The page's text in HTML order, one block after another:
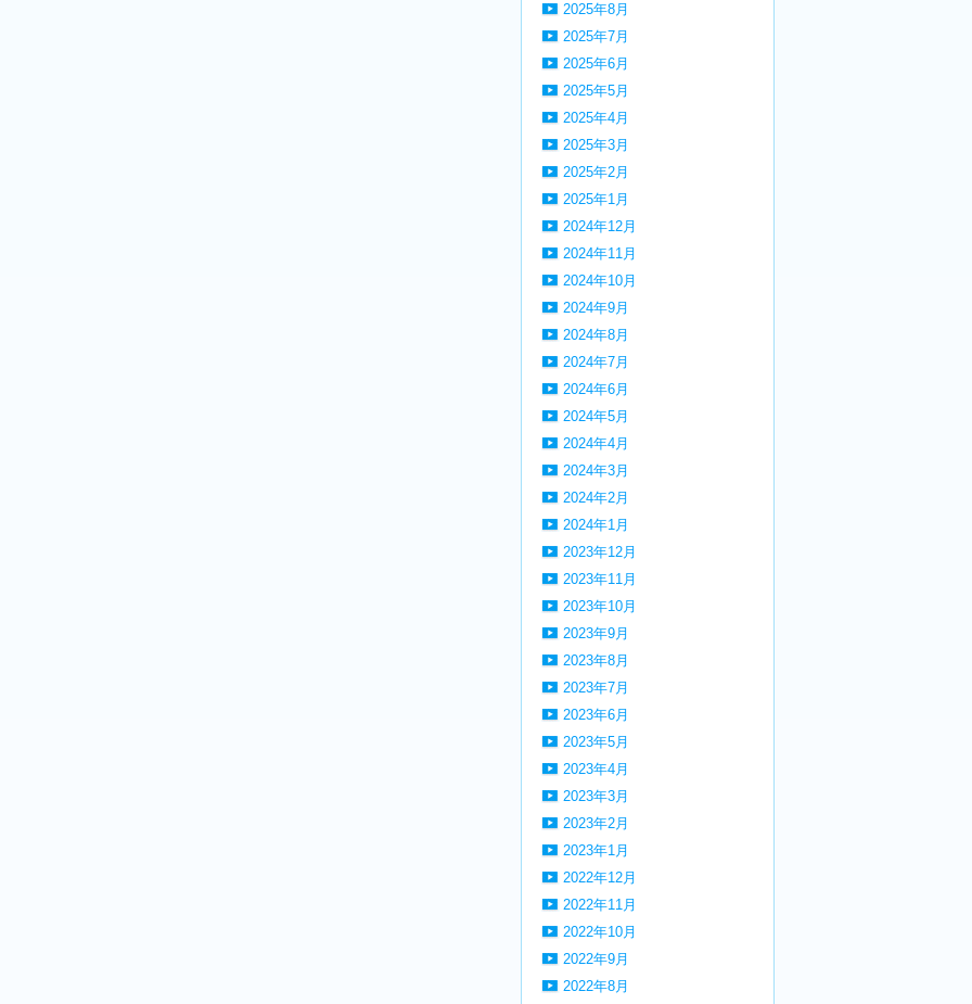
2025年8月
2025年7月
2025年6月
2025年5月
2025年4月
2025年3月
2025年2月
2025年1月
2024年12月
2024年11月
2024年10月
2024年9月
2024年8月
2024年7月
2024年6月
2024年5月
2024年4月
2024年3月
2024年2月
2024年1月
2023年12月
2023年11月
2023年10月
2023年9月
2023年8月
2023年7月
2023年6月
2023年5月
2023年4月
2023年3月
2023年2月
2023年1月
2022年12月
2022年11月
2022年10月
2022年9月
2022年8月